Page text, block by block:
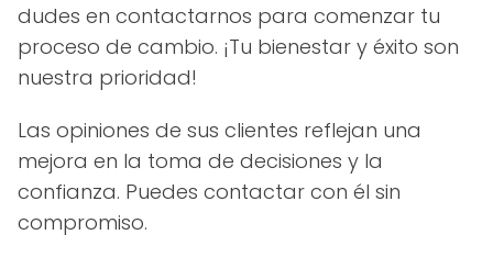
dudes en contactarnos para comenzar tu
proceso de cambio. ¡Tu bienestar y éxito son
nuestra prioridad!
Las opiniones de sus clientes reflejan una
mejora en la toma de decisiones y la
confianza. Puedes contactar con él sin
compromiso.